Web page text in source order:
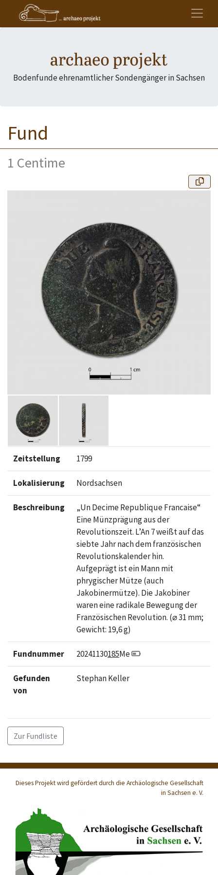
Bodenfunde ehrenamtlicher Sondengänger in Sachsen
Fund
1 Centime
Zeitstellung 1799
Lokalisierung Nordsachsen
Beschreibung
„Un Decime Republique Francaise“
Eine Münzprägung aus der
Revolutionszeit. L’An 7 weißt auf das
siebte Jahr nach dem französischen
Revolutionskalender hin.
Aufgeprägt ist ein Mann mit
phrygischer Mütze (auch
Jakobinermütze). Die Jakobiner
waren eine radikale Bewegung der
Französischen Revolution. (⌀ 31 mm;
Gewicht: 19,6 g)
Fundnummer 20241130185Me
Gefunden
von
Stephan Keller
Zur Fundliste
Dieses Projekt wird gefördert durch die Archäologische Gesellschaft
in Sachsen e. V.